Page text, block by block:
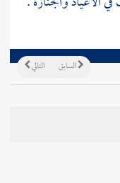
التالي السابق